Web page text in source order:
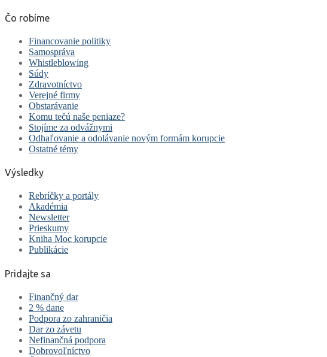
Čo robíme
Financovanie politiky
Samospráva
Whistleblowing
Súdy
Zdravotníctvo
Verejné firmy
Obstarávanie
Komu tečú naše peniaze?
Stojíme za odvážnymi
Odhaľovanie a odolávanie novým formám korupcie
Ostatné témy
Výsledky
Rebríčky a portály
Akadémia
Newsletter
Prieskumy
Kniha Moc korupcie
Publikácie
Pridajte sa
Finančný dar
2 % dane
Podpora zo zahraničia
Dar zo závetu
Nefinančná podpora
Dobrovoľníctvo